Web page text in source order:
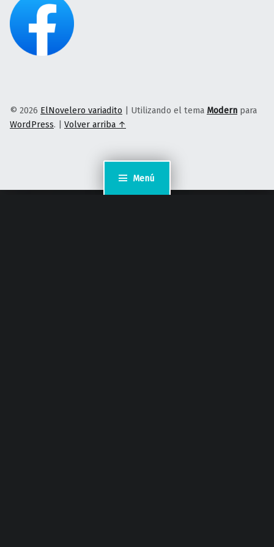
Menú
© 2026 ElNovelero variadito | Utilizando el tema Modern para
WordPress. | Volver arriba ↑